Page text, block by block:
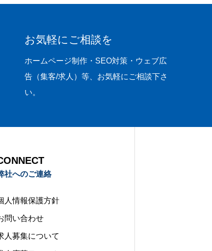
お気軽にご相談を
ホームページ制作・SEO対策・ウェブ広
告（集客/求人）等、お気軽にご相談下さ
い。
社へのご連絡
人情報保護方針
問い合わせ
人募集について